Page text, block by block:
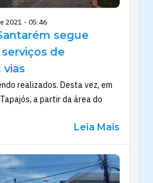
2021 - 05:46
segue
de
vias
realizados. Desta vez, em
a partir da área do
Leia Mais